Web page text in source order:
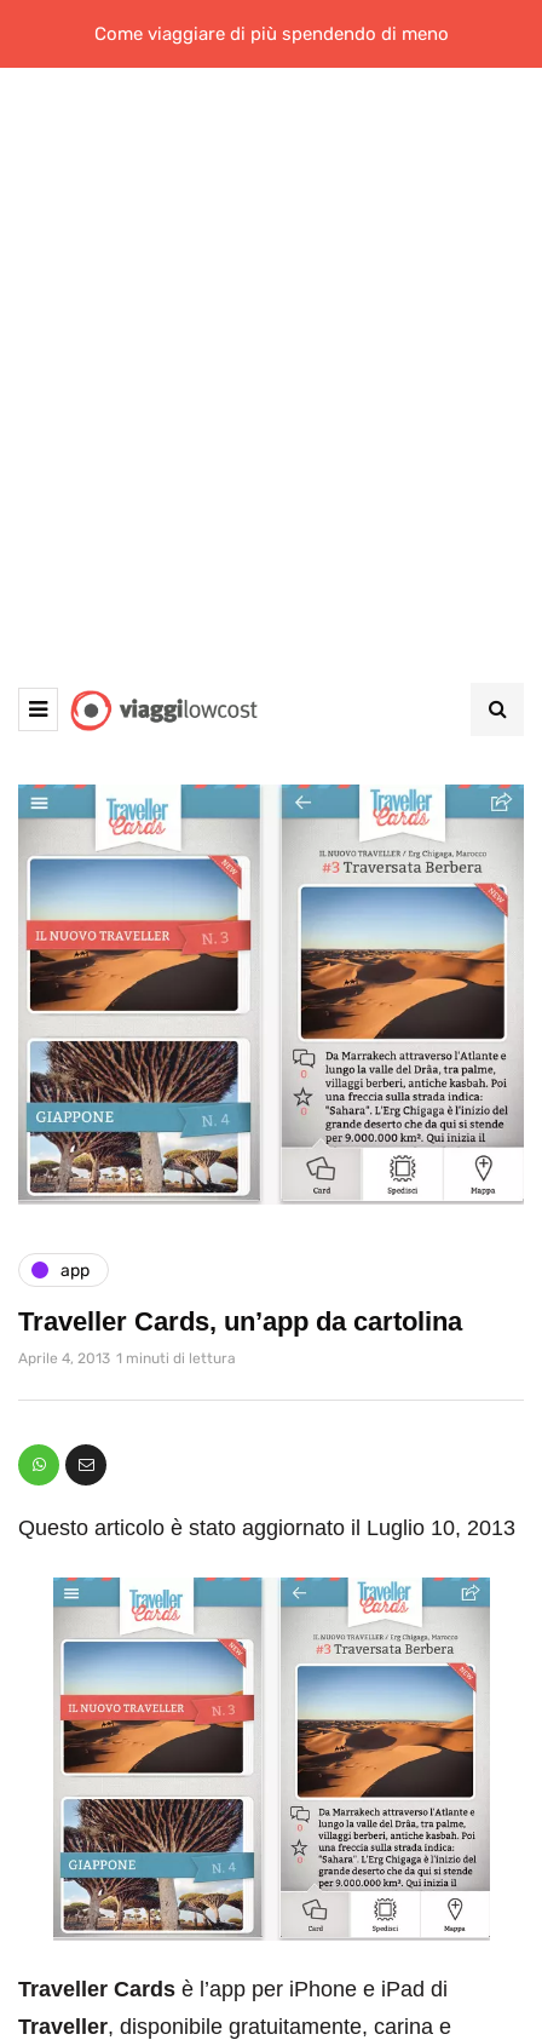
Come viaggiare di più spendendo di meno
app
Traveller Cards, un’app da cartolina
Aprile 4, 2013 1 minuti di lettura
Questo articolo è stato aggiornato il Luglio 10, 2013
Traveller Cards è l’app per iPhone e iPad di
Traveller, disponibile gratuitamente, carina e